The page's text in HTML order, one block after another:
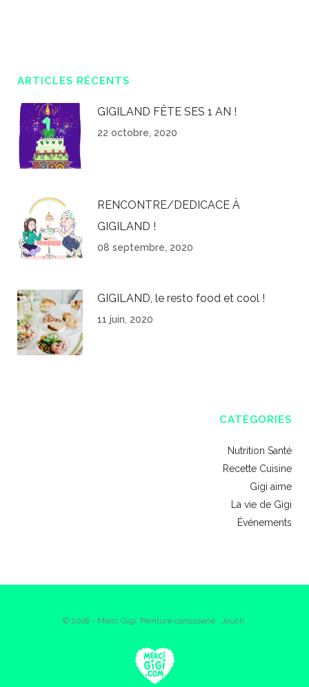
ARTICLES RÉCENTS
GIGILAND FÊTE SES 1 AN !
22 octobre, 2020
RENCONTRE/DEDICACE À
GIGILAND !
08 septembre, 2020
GIGILAND, le resto food et cool !
11 juin, 2020
CATÉGORIES
Nutrition Santé
Recette Cuisine
Gigi aime
La vie de Gigi
Événements
© 2018 - Merci Gigi. Peinture carrosserie : Jouch.